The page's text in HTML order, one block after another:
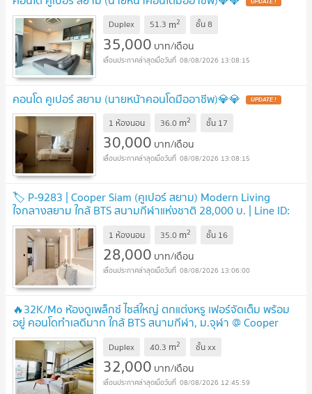
Duplex 51.3 m2 ชั้น8
35,000 บาท/เดือน
08/08/2026 13:08:15
คอนโด คูเปอร์ สยาม (นายหน้าคอนโดมืออาชีพ)💎💎
1 ห้องนอน 36.0 m2 ชั้น 17
30,000 บาท/เดือน
08/08/2026 13:08:15
🏷️ P-9283 | Cooper Siam (คูเปอร์ สยาม) Modern Living
ใจกลางสยาม ใกล้ BTS สนามกีฬาแห่งชาติ 28,000 บ. | Line ID:
@easycondoplus | 099-229-6397
1 ห้องนอน 35.0 m2 ชั้น 16
28,000 บาท/เดือน
08/08/2026 13:06:00
🔥32K/Mo ห้องดูเพล็กซ์ ไซส์ใหญ่ ตกแต่งหรู เฟอร์จัดเต็ม พร้อม
อยู่ คอนโดทำเลดีมาก ใกล้ BTS สนามกีฬา, ม.จุฬา @ Cooper
Siam
Duplex 40.3 m2 ชั้นxx
32,000 บาท/เดือน
08/08/2026 12:45:59